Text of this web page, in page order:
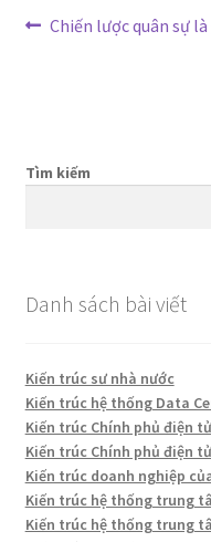
Điều
viết
Bài
Chiến lược quân sự là
Tìm kiếm
Danh sách bài viết
Kiến trúc sư nhà nước
Kiến trúc hệ thống Data
Kiến trúc Chính phủ điện
Kiến trúc Chính phủ điện
Kiến trúc doanh nghiệp
Kiến trúc hệ thống trung
Kiến trúc hệ thống trung